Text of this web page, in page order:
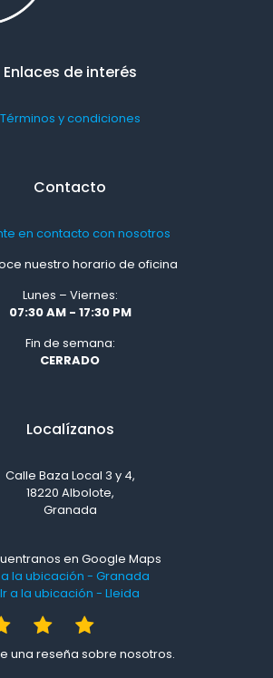
Enlaces de interés
Términos y condiciones
Contacto
en contacto con nosotros
nuestro horario de oficina
Lunes – Viernes:
07:30 AM - 17:30 PM
Fin de semana:
CERRADO
Localízanos
Calle Baza Local 3 y 4,
18220 Albolote,
Granada
en Google Maps
la ubicación - Granada
Ir a la ubicación - Lleida
una reseña sobre nosotros.